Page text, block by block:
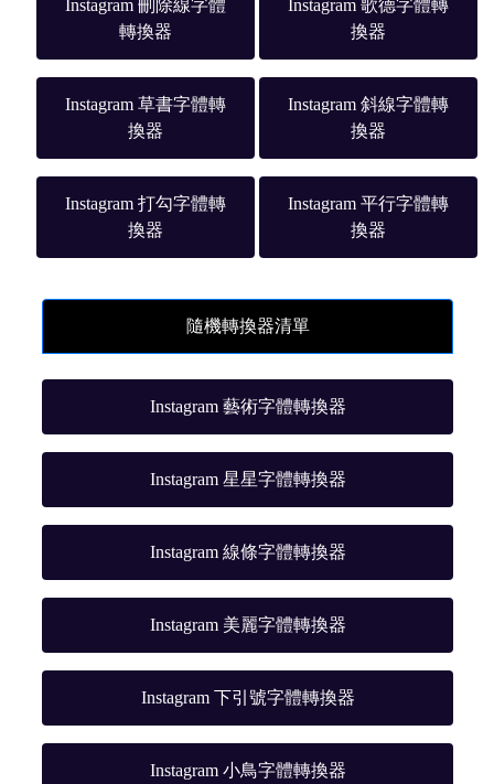
Instagram 刪除線字體
轉換器
Instagram 歌德字體轉
換器
Instagram 草書字體轉
換器
Instagram 斜線字體轉
換器
Instagram 打勾字體轉
換器
Instagram 平行字體轉
換器
隨機轉換器清單
Instagram 藝術字體轉換器
Instagram 星星字體轉換器
Instagram 線條字體轉換器
Instagram 美麗字體轉換器
Instagram 下引號字體轉換器
Instagram 小鳥字體轉換器